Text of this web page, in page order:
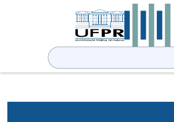
Pesquisar
por: